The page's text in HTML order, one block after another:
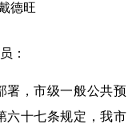
德旺
：
，市级一般公共预
六十七条规定，我市